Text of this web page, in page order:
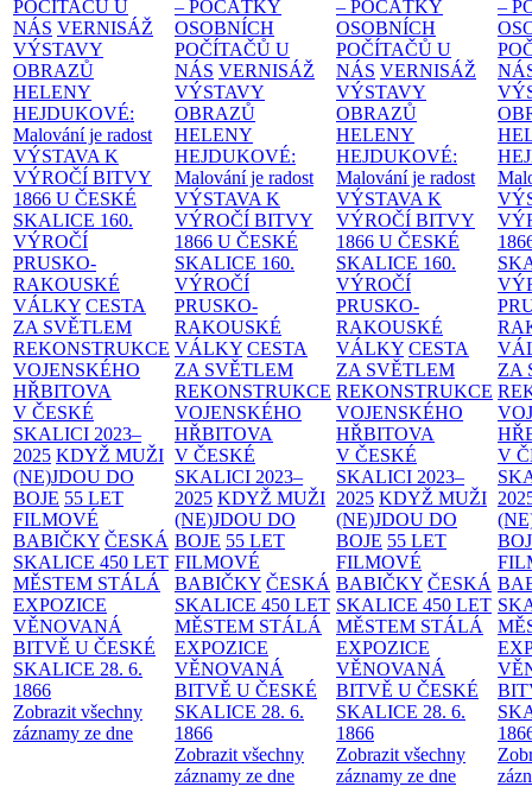
POČÍTAČŮ U
NÁS VERNISÁŽ
VÝSTAVY
OBRAZŮ
HELENY
HEJDUKOVÉ:
Malování je radost
VÝSTAVA K
VÝROČÍ BITVY
1866 U ČESKÉ
SKALICE 160.
VÝROČÍ
PRUSKO-
RAKOUSKÉ
VÁLKY CESTA
ZA SVĚTLEM
REKONSTRUKCE
VOJENSKÉHO
HŘBITOVA
V ČESKÉ
SKALICI 2023–
2025 KDYŽ MUŽI
(NE)JDOU DO
BOJE 55 LET
FILMOVÉ
BABIČKY ČESKÁ
SKALICE 450 LET
MĚSTEM STÁLÁ
EXPOZICE
VĚNOVANÁ
BITVĚ U ČESKÉ
SKALICE 28. 6.
1866
Zobrazit všechny
záznamy ze dne
– POČÁTKY
OSOBNÍCH
POČÍTAČŮ U
NÁS VERNISÁŽ
VÝSTAVY
OBRAZŮ
HELENY
HEJDUKOVÉ:
Malování je radost
VÝSTAVA K
VÝROČÍ BITVY
1866 U ČESKÉ
SKALICE 160.
VÝROČÍ
PRUSKO-
RAKOUSKÉ
VÁLKY CESTA
ZA SVĚTLEM
REKONSTRUKCE
VOJENSKÉHO
HŘBITOVA
V ČESKÉ
SKALICI 2023–
2025 KDYŽ MUŽI
(NE)JDOU DO
BOJE 55 LET
FILMOVÉ
BABIČKY ČESKÁ
SKALICE 450 LET
MĚSTEM STÁLÁ
EXPOZICE
VĚNOVANÁ
BITVĚ U ČESKÉ
SKALICE 28. 6.
1866
Zobrazit všechny
záznamy ze dne
– POČÁTKY
OSOBNÍCH
POČÍTAČŮ U
NÁS VERNISÁŽ
VÝSTAVY
OBRAZŮ
HELENY
HEJDUKOVÉ:
Malování je radost
VÝSTAVA K
VÝROČÍ BITVY
1866 U ČESKÉ
SKALICE 160.
VÝROČÍ
PRUSKO-
RAKOUSKÉ
VÁLKY CESTA
ZA SVĚTLEM
REKONSTRUKCE
VOJENSKÉHO
HŘBITOVA
V ČESKÉ
SKALICI 2023–
2025 KDYŽ MUŽI
(NE)JDOU DO
BOJE 55 LET
FILMOVÉ
BABIČKY ČESKÁ
SKALICE 450 LET
MĚSTEM STÁLÁ
EXPOZICE
VĚNOVANÁ
BITVĚ U ČESKÉ
SKALICE 28. 6.
1866
Zobrazit všechny
záznamy ze dne
–
ZA
V